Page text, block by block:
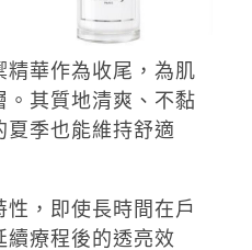
精華作為收尾，為肌
。其質地清爽、不黏
夏季也能維持舒適
，即使長時間在戶
續療程後的透亮效